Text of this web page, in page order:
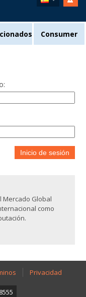
Consumer
Inicio de sesión
Mercado Global
como
Privacidad